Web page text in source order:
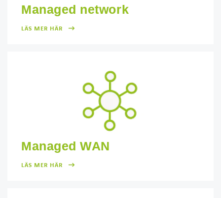
Managed network
LÄS MER HÄR
Managed WAN
LÄS MER HÄR